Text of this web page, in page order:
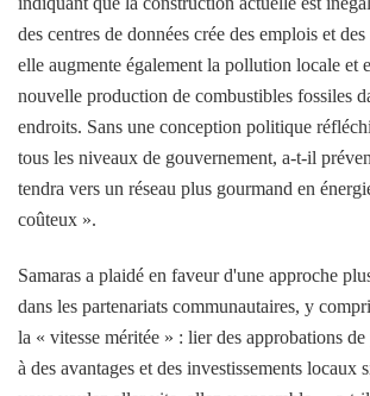
des centres de données crée des emplois et
elle augmente également la pollution locale et
nouvelle production de combustibles fossiles
endroits. Sans une conception politique
tous les niveaux de gouvernement, a-t-il
tendra vers un réseau plus gourmand en
coûteux ».
Samaras a plaidé en faveur d'une approche
dans les partenariats communautaires, y
la « vitesse méritée » : lier des approbations
à des avantages et des investissements locaux